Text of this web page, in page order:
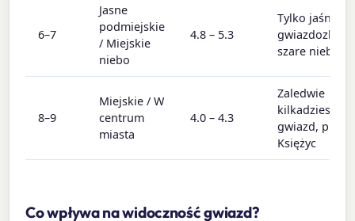
6–7
Jasne
podmiejskie
/ Miejskie
niebo
4.8 – 5.3
Tylko
szare niebo
8–9
Miejskie / W
centrum
miasta
4.0 – 4.3
Zaledwie
kilkadziesiąt
gwiazd,
Księżyc
Co wpływa na widoczność gwiazd?